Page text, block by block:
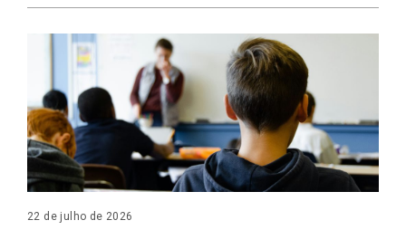
22 de julho de 2026